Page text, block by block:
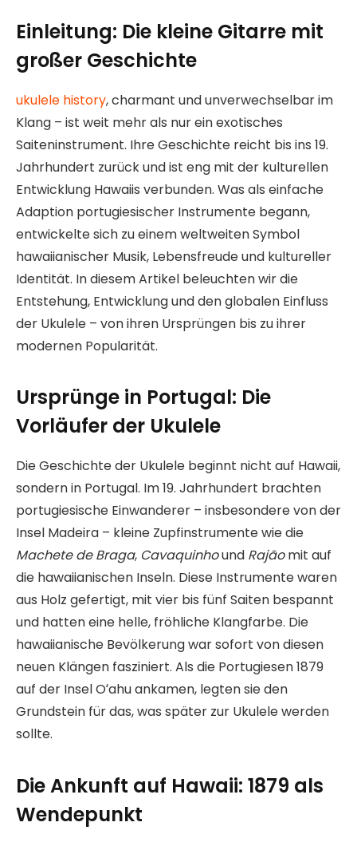
Einleitung: Die kleine Gitarre mit
großer Geschichte
ukulele history, charmant und unverwechselbar im
Klang – ist weit mehr als nur ein exotisches
Saiteninstrument. Ihre Geschichte reicht bis ins 19.
Jahrhundert zurück und ist eng mit der kulturellen
Entwicklung Hawaiis verbunden. Was als einfache
Adaption portugiesischer Instrumente begann,
entwickelte sich zu einem weltweiten Symbol
hawaiianischer Musik, Lebensfreude und kultureller
Identität. In diesem Artikel beleuchten wir die
Entstehung, Entwicklung und den globalen Einfluss
der Ukulele – von ihren Ursprüngen bis zu ihrer
modernen Popularität.
Ursprünge in Portugal: Die
Vorläufer der Ukulele
Die Geschichte der Ukulele beginnt nicht auf Hawaii,
sondern in Portugal. Im 19. Jahrhundert brachten
portugiesische Einwanderer – insbesondere von der
Insel Madeira – kleine Zupfinstrumente wie die
Machete de Braga, Cavaquinhound Rajãomit auf
die hawaiianischen Inseln. Diese Instrumente waren
aus Holz gefertigt, mit vier bis fünf Saiten bespannt
und hatten eine helle, fröhliche Klangfarbe. Die
hawaiianische Bevölkerung war sofort von diesen
neuen Klängen fasziniert. Als die Portugiesen 1879
auf der Insel Oʻahu ankamen, legten sie den
Grundstein für das, was später zur Ukulele werden
sollte.
Die Ankunft auf Hawaii: 1879 als
Wendepunkt